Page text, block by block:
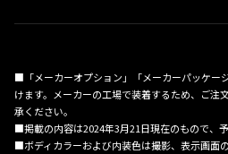
■「メーカーオプション」「メーカーパッケー
けます。メーカーの工場で装着するため、ご注
承ください。
■掲載の内容は2024年3月21日現在のもので、
■ボディカラーおよび内装色は撮影、表示画面